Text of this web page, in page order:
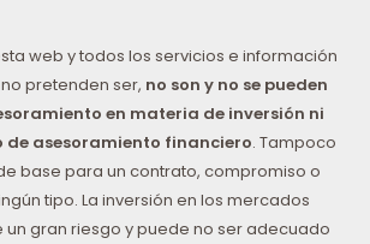
web y todos los servicios e información
pretenden ser, no son y no se pueden
en materia de inversión ni
de asesoramiento financiero. Tampoco
base para un contrato, compromiso o
tipo. La inversión en los mercados
un gran riesgo y puede no ser adecuado